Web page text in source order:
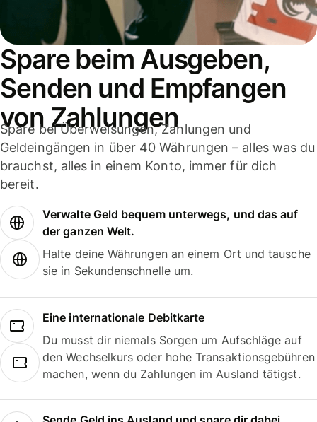
Spare beim Ausgeben,
Senden und Empfangen
von Zahlungen
Spare bei Überweisungen, Zahlungen und
Geldeingängen in über 40 Währungen – alles was du
brauchst, alles in einem Konto, immer für dich
bereit.
Verwalte Geld bequem unterwegs, und das auf
der ganzen Welt.
Halte deine Währungen an einem Ort und tausche
sie in Sekundenschnelle um.
Eine internationale Debitkarte
Du musst dir niemals Sorgen um Aufschläge auf
den Wechselkurs oder hohe Transaktionsgebühren
machen, wenn du Zahlungen im Ausland tätigst.